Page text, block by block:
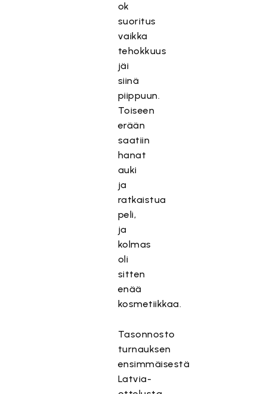
ok
suoritus
vaikka
tehokkuus
jäi
siinä
piippuun.
Toiseen
erään
saatiin
hanat
auki
ja
ratkaistua
peli,
ja
kolmas
oli
sitten
enää
kosmetiikkaa.
Tasonnosto
turnauksen
ensimmäisestä
Latvia-